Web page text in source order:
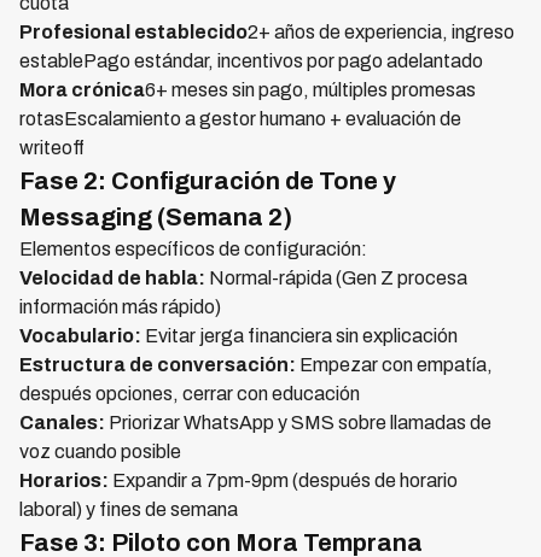
Profesional establecido2+ años de experiencia, ingreso
establePago estándar, incentivos por pago adelantado
Mora crónica6+ meses sin pago, múltiples promesas
rotasEscalamiento a gestor humano + evaluación de
writeoff
Fase 2: Configuración de Tone y
Messaging (Semana 2)
Elementos específicos de configuración:
Velocidad de habla: Normal-rápida (Gen Z procesa
información más rápido)
Vocabulario: Evitar jerga financiera sin explicación
Estructura de conversación: Empezar con empatía,
después opciones, cerrar con educación
Canales: Priorizar WhatsApp y SMS sobre llamadas de
voz cuando posible
Horarios: Expandir a 7pm-9pm (después de horario
laboral) y fines de semana
Fase 3: Piloto con Mora Temprana